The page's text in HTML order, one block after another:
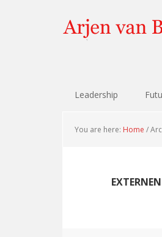
to
primary
to
content
to
primary
to
footer
Leadership
You are here: Home /
EXTERNEN